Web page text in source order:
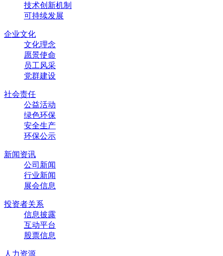
技术创新机制
可持续发展
企业文化
文化理念
愿景使命
员工风采
党群建设
社会责任
公益活动
绿色环保
安全生产
环保公示
新闻资讯
公司新闻
行业新闻
展会信息
投资者关系
信息披露
互动平台
股票信息
人力资源